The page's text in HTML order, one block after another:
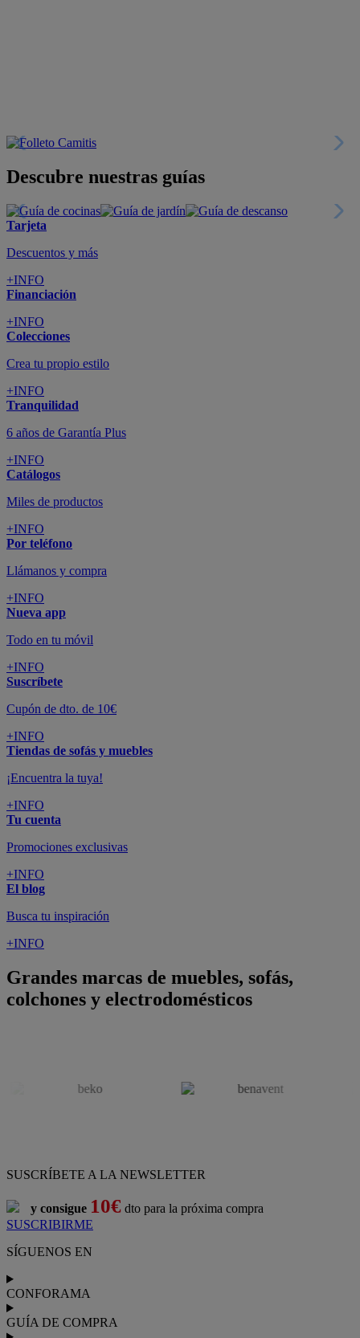
Descubre nuestras guías
Tarjeta
Descuentos y más
+INFO
Financiación
+INFO
Colecciones
Crea tu propio estilo
+INFO
Tranquilidad
6 años de Garantía Plus
+INFO
Catálogos
Miles de productos
+INFO
Por teléfono
Llámanos y compra
+INFO
Nueva app
Todo en tu móvil
+INFO
Suscríbete
Cupón de dto. de 10€
+INFO
Tiendas de sofás y muebles
¡Encuentra la tuya!
+INFO
Tu cuenta
Promociones exclusivas
+INFO
El blog
Busca tu inspiración
+INFO
Grandes marcas de muebles, sofás,
colchones y electrodomésticos
SUSCRÍBETE A LA NEWSLETTER
y consigue 10€ dto para la próxima compra
SUSCRIBIRME
SÍGUENOS EN
CONFORAMA
GUÍA DE COMPRA